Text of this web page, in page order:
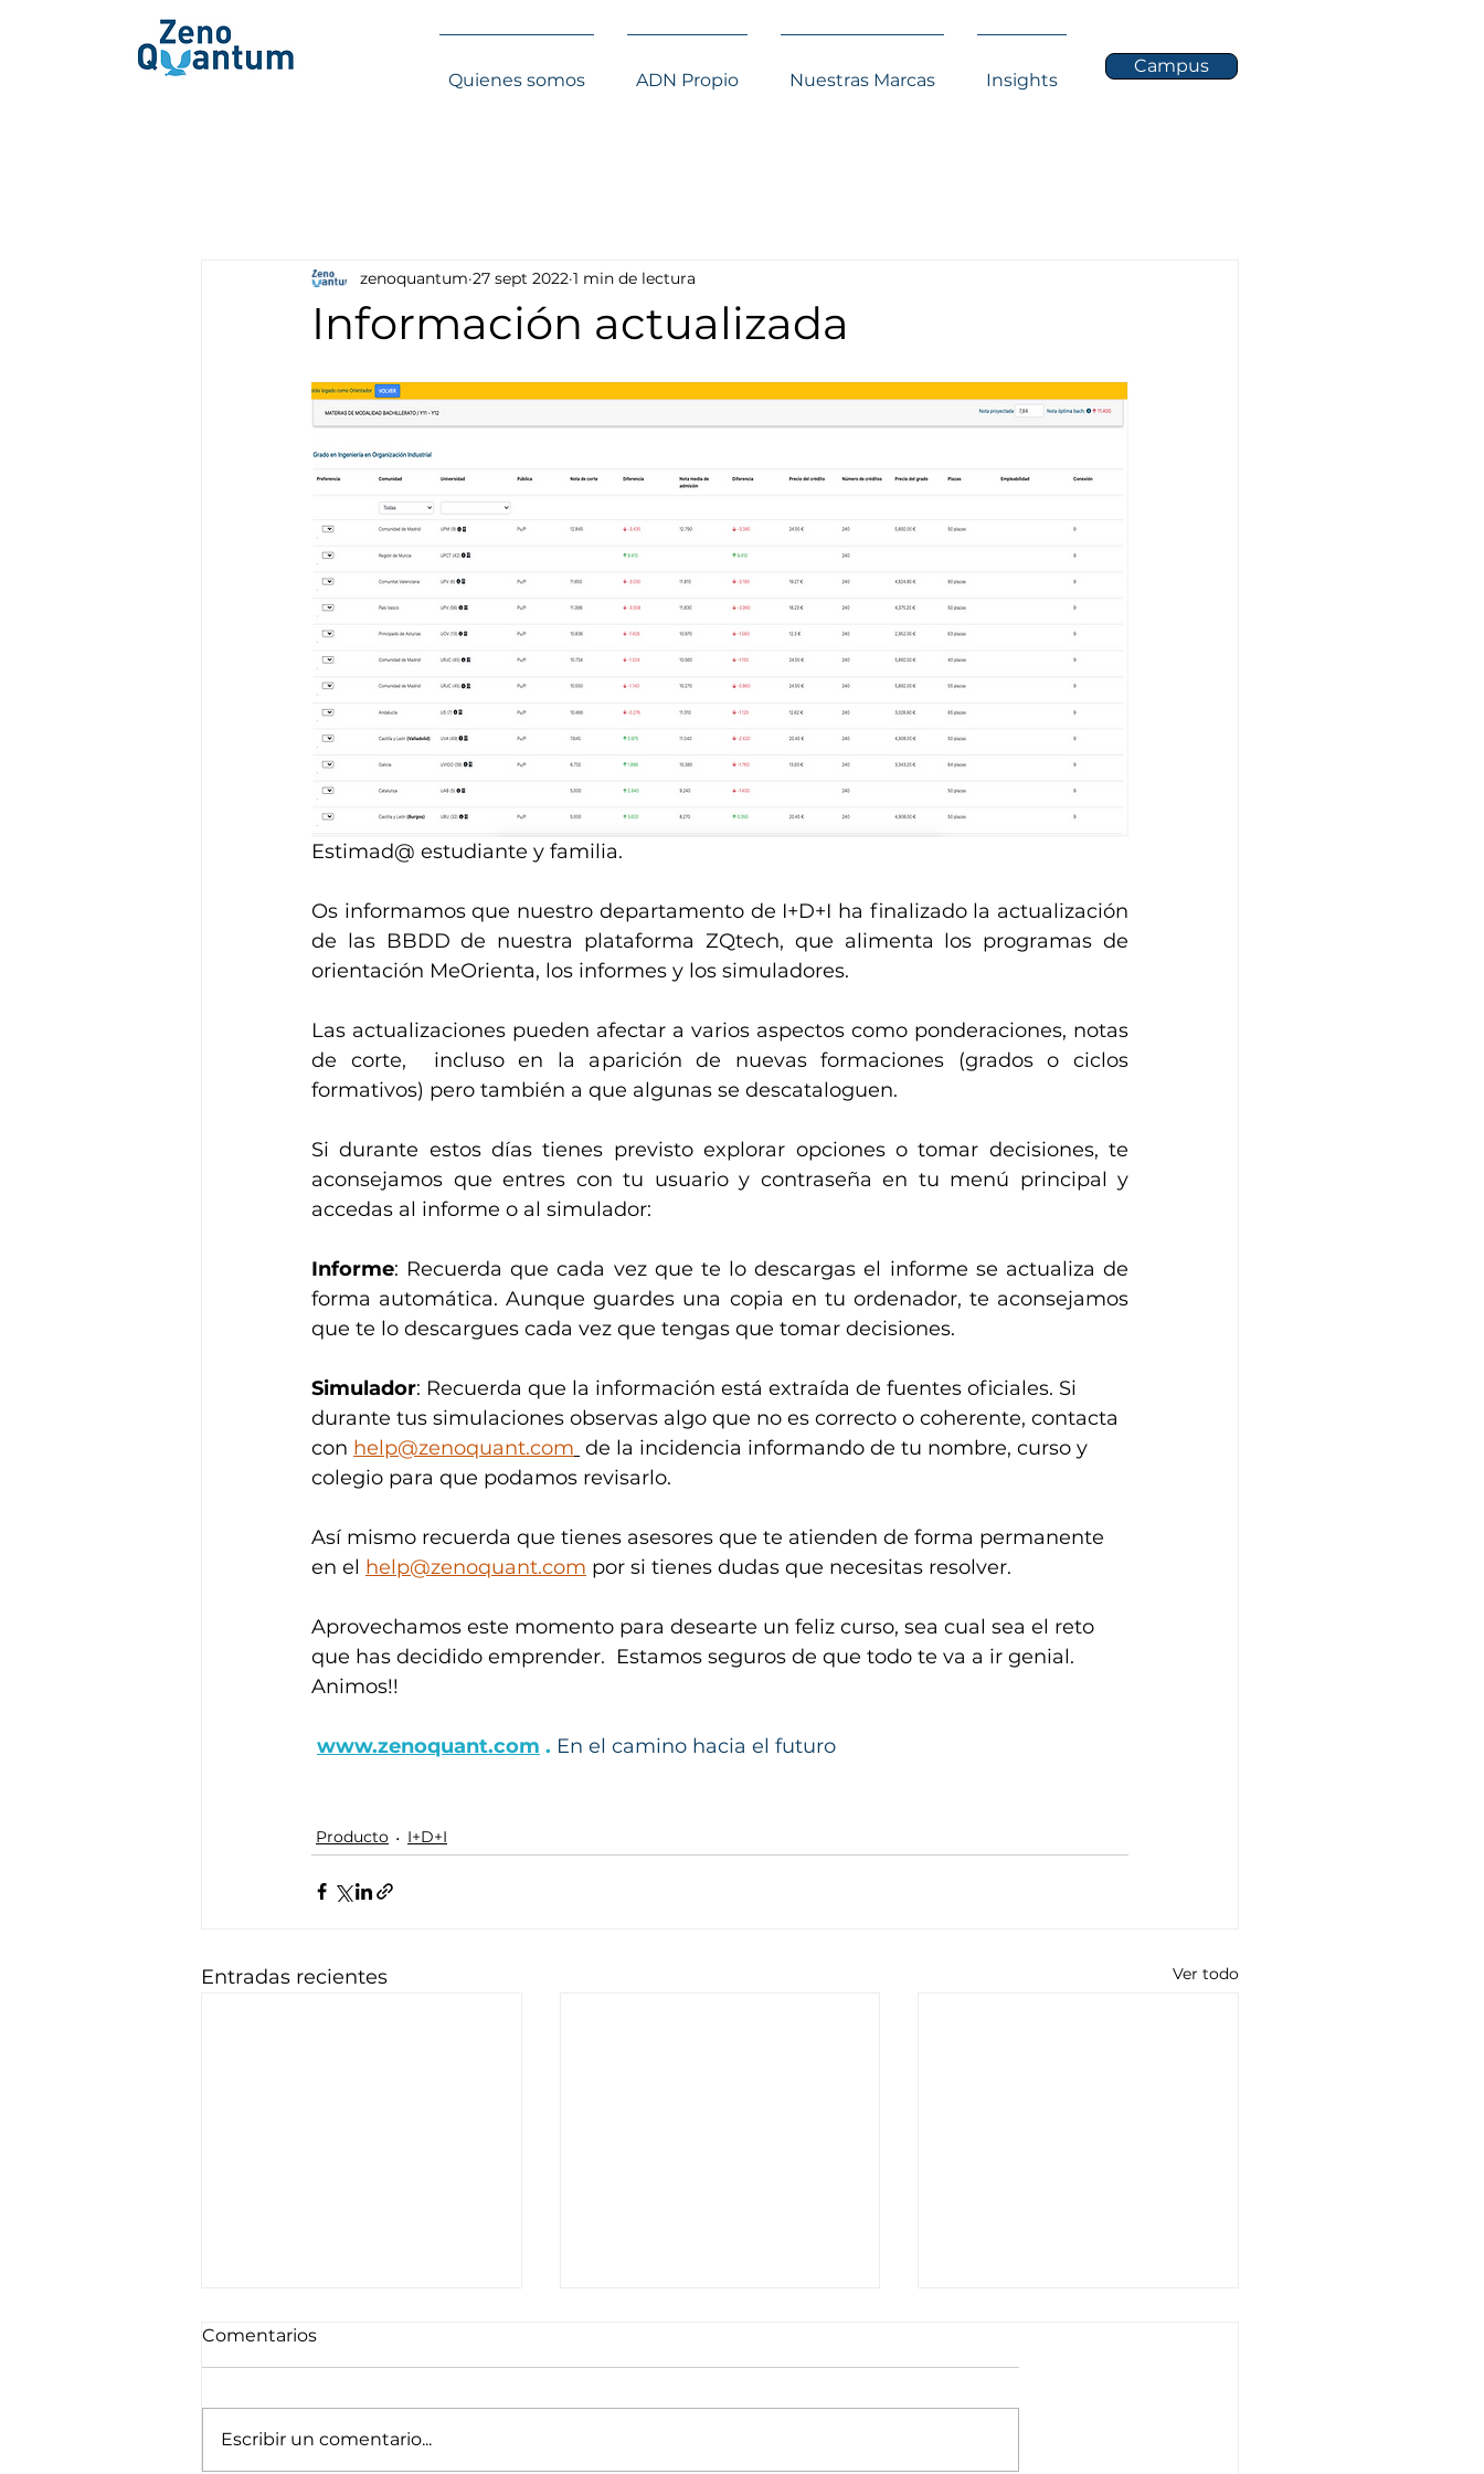
Quienes somos ADN Propio Nuestras Marcas Insights
Campus
Información actualizada
zenoquantum 27 sept 2022 1 min de lectura
Estimad@ estudiante y familia.
Os informamos que nuestro departamento de I+D+I ha finalizado la actualización
de las BBDD de nuestra plataforma ZQtech, que alimenta los programas de
orientación MeOrienta, los informes y los simuladores.
Las actualizaciones pueden afectar a varios aspectos como ponderaciones, notas
de corte,  incluso en la aparición de nuevas formaciones (grados o ciclos
formativos) pero también a que algunas se descataloguen.
Si durante estos días tienes previsto explorar opciones o tomar decisiones, te
aconsejamos que entres con tu usuario y contraseña en tu menú principal y
accedas al informe o al simulador:
Informe: Recuerda que cada vez que te lo descargas el informe se actualiza de
forma automática. Aunque guardes una copia en tu ordenador, te aconsejamos
que te lo descargues cada vez que tengas que tomar decisiones.
Simulador: Recuerda que la información está extraída de fuentes oficiales. Si
durante tus simulaciones observas algo que no es correcto o coherente, contacta
con help@zenoquant.com de la incidencia informando de tu nombre, curso y
colegio para que podamos revisarlo.
Así mismo recuerda que tienes asesores que te atienden de forma permanente
en el help@zenoquant.com por si tienes dudas que necesitas resolver.
Aprovechamos este momento para desearte un feliz curso, sea cual sea el reto
que has decidido emprender.  Estamos seguros de que todo te va a ir genial.
Animos!!
www.zenoquant.com . En el camino hacia el futuro
Producto I+D+I
Entradas recientes Ver todo
Comentarios
Escribir un comentario...